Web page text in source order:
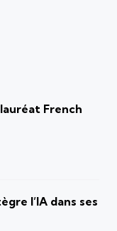
French
l’IA dans ses